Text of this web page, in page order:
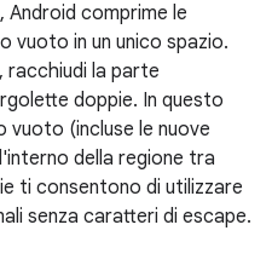
comprime le
vuoto in un unico spazio.
racchiudi la parte
doppie. In questo
(incluse le nuove
della regione tra
ti consentono di utilizzare
senza caratteri di escape.